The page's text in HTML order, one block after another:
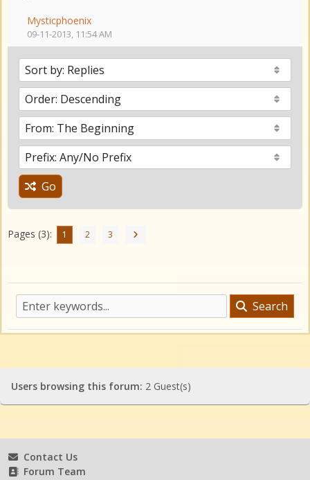
Mysticphoenix
09-11-2013, 11:54 AM
Go
Pages (3): 1 2 3
Search
Users browsing this forum: 2 Guest(s)
Contact Us
Forum Team